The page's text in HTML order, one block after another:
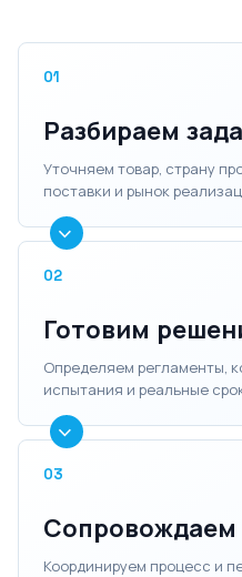
01
Разбираем
Уточняем товар, страну
поставки и рынок
02
Готовим
Определяем регламенты,
испытания и реальные
03
Сопровождаем
Координируем процесс и